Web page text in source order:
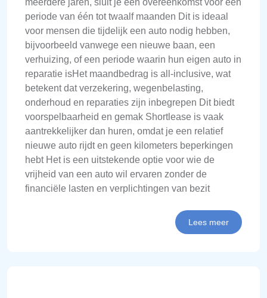
meerdere jaren, sluit je een overeenkomst voor een
periode van één tot twaalf maanden Dit is ideaal
voor mensen die tijdelijk een auto nodig hebben,
bijvoorbeeld vanwege een nieuwe baan, een
verhuizing, of een periode waarin hun eigen auto in
reparatie isHet maandbedrag is all-inclusive, wat
betekent dat verzekering, wegenbelasting,
onderhoud en reparaties zijn inbegrepen Dit biedt
voorspelbaarheid en gemak Shortlease is vaak
aantrekkelijker dan huren, omdat je een relatief
nieuwe auto rijdt en geen kilometers beperkingen
hebt Het is een uitstekende optie voor wie de
vrijheid van een auto wil ervaren zonder de
financiële lasten en verplichtingen van bezit
Lees meer